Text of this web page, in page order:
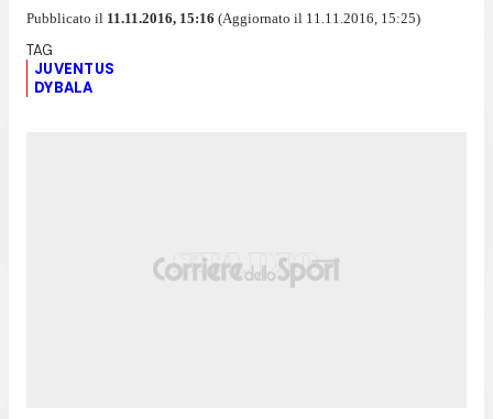
Pubblicato il 11.11.2016, 15:16 (Aggiornato il 11.11.2016, 15:25)
JUVENTUS
DYBALA